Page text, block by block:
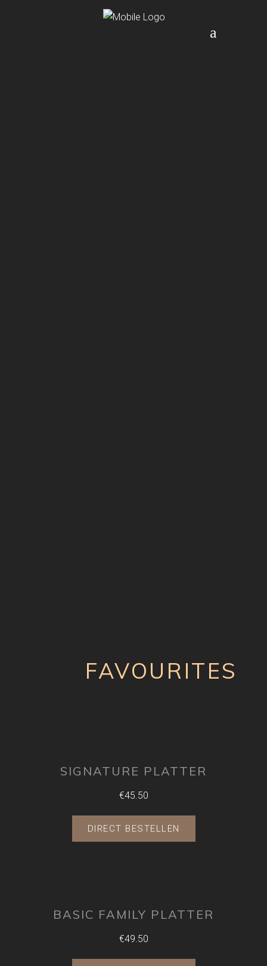
FAVOURITES
SIGNATURE PLATTER
€45.50
DIRECT BESTELLEN
BASIC FAMILY PLATTER
€49.50